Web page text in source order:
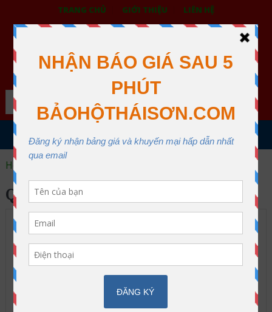
TRANG CHỦ GIỚI THIỆU LIÊN HỆ
BẢO HỘ LAO ĐỘNG THÁI SƠN
XƯỞNG MAY THÁI SƠN QUẬN 12
Search
MENU
Home
QUẦN ÁO LAO ĐỘNG